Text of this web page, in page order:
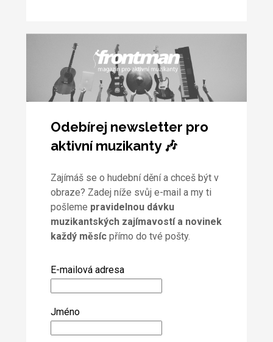
Odebírej newsletter pro
aktivní muzikanty 🎶
Zajímáš se o hudební dění a chceš být v
obraze? Zadej níže svůj e-mail a my ti
pošleme pravidelnou dávku
muzikantských zajímavostí a novinek
každý měsícpřímo do tvé pošty.
E-mailová adresa
Jméno